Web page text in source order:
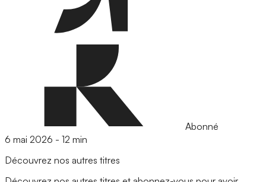
Abonné
6 mai 2026 - 12 min
Découvrez nos autres titres